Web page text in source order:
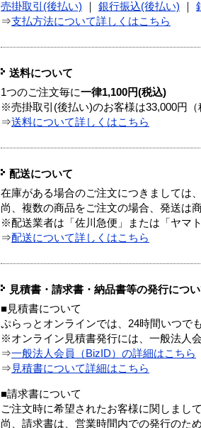
売掛取引(後払い) 銀行振込(後払い)
⇒支払方法について詳しくはこちら
送料について
1つのご注文毎に一律1,100円(税込)
※売掛取引(後払い)のお客様は33,000円（
⇒送料について詳しくはこちら
配送について
在庫がある場合のご注文につきましては
尚、複数の商品をご注文の場合、発送は
※配送業者は「佐川急便」または「ヤマ
⇒配送について詳しくはこちら
見積書・請求書・納品書等の発行につ
■見積書について
ぷらっとオンラインでは、24時間いつで
※オンライン見積書発行には、一般法人
⇒一般法人会員（BizID）の詳細はこちら
⇒ 見積書について詳細はこちら
■請求書について
ご注文時に希望されたお客様に関しまし
尚、請求書は、営業時間内での発行のた